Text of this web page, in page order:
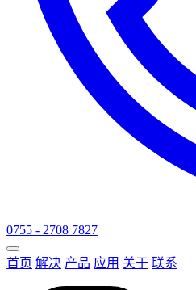
0755 - 2708 7827
首页 解决 产品 应用 关于 联系